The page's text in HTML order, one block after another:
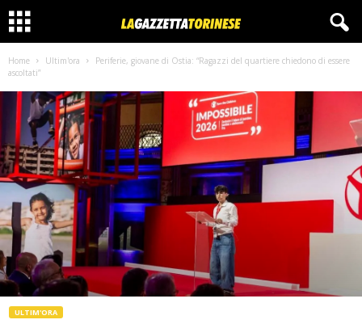
Home Ultim'ora
Periferie, giovane di Ostia: “Ragazzi del quartiere chiedono di essere
ascoltati”
ULTIM'ORA